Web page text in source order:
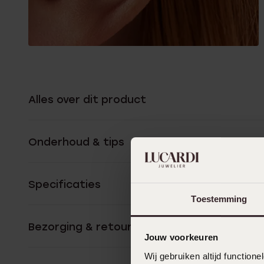
Toestemming
Jouw voorkeuren
Wij gebruiken altijd
Alles over dit product
Onderhoud & tips
Specificaties
Bezorging & retourneren